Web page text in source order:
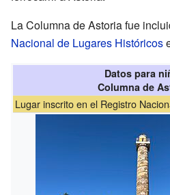
La Columna de Astoria fue
Nacional de Lugares Históricos
Datos para
Columna de
Lugar inscrito en el Registro